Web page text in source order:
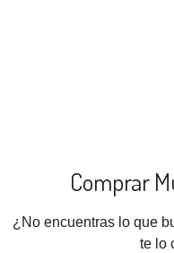
Comprar
¿No encuentras lo que
te lo